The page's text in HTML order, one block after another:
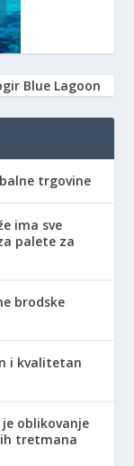
Blue Lagoon
trgovine
ima sve
palete za
brodske
i kvalitetan
oblikovanje
tretmana